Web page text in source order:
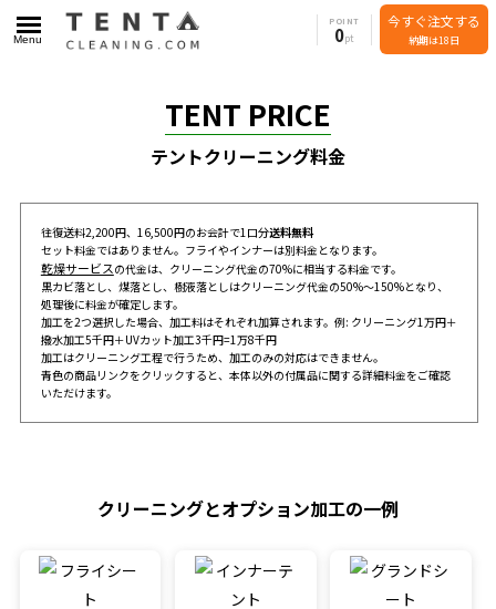
POINT
0
今すぐ注文する
納期は18日
Menu
TENT PRICE
テントクリーニング料金
往復送料2,200円、16,500円のお会計で1口分送料無料
セット料金ではありません。フライやインナーは別料金となります。
乾燥サービスの代金は、クリーニング代金の70%に相当する料金です。
黒カビ落とし、煤落とし、樹液落としはクリーニング代金の50%～150%となり、
処理後に料金が確定します。
加工を2つ選択した場合、加工料はそれぞれ加算されます。例: クリーニング1万円＋
撥水加工5千円＋UVカット加工3千円=1万8千円
加工はクリーニング工程で行うため、加工のみの対応はできません。
青色の商品リンクをクリックすると、本体以外の付属品に関する詳細料金をご確認
いただけます。
クリーニングとオプション加工の一例